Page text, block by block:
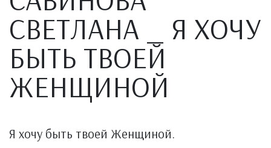
СВЕТЛАНА _ Я ХОЧУ
БЫТЬ ТВОЕЙ
ЖЕНЩИНОЙ
Я хочу быть твоей Женщиной.